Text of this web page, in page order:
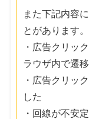
また下記内容
とがあります。
・広告クリッ
ラウザ内で遷
・広告クリッ
した
・回線が不安